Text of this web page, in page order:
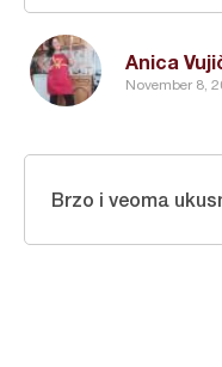
Anica
November 8,
Brzo i veoma